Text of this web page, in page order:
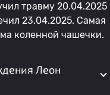
травму 20.04.2025
23.04.2025. Самая
коленной чашечки.
Леон